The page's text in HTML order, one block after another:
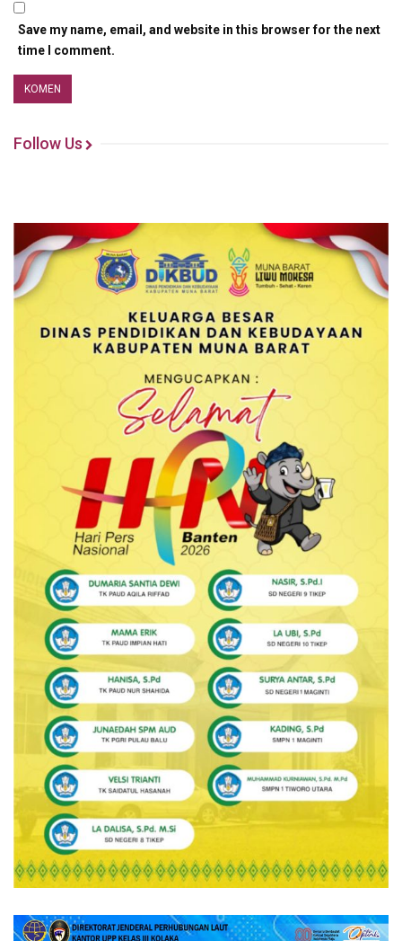
Save my name, email, and website in this browser for the next
time I comment.
Follow Us